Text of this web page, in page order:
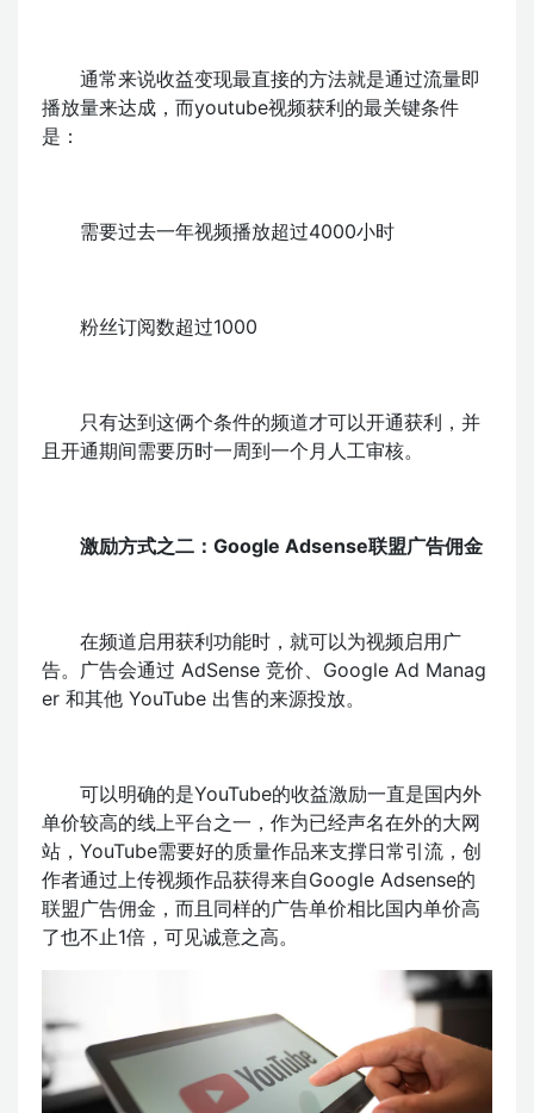
通常来说收益变现最直接的方法就是通过流量即
播放量来达成，而youtube视频获利的最关键条件
是：
需要过去一年视频播放超过4000小时
粉丝订阅数超过1000
只有达到这俩个条件的频道才可以开通获利，并
且开通期间需要历时一周到一个月人工审核。
激励方式之二：Google Adsense联盟广告佣金
在频道启用获利功能时，就可以为视频启用广
告。广告会通过 AdSense 竞价、Google Ad Manag
er 和其他 YouTube 出售的来源投放。
可以明确的是YouTube的收益激励一直是国内外
单价较高的线上平台之一，作为已经声名在外的大网
站，YouTube需要好的质量作品来支撑日常引流，创
作者通过上传视频作品获得来自Google Adsense的
联盟广告佣金，而且同样的广告单价相比国内单价高
了也不止1倍，可见诚意之高。